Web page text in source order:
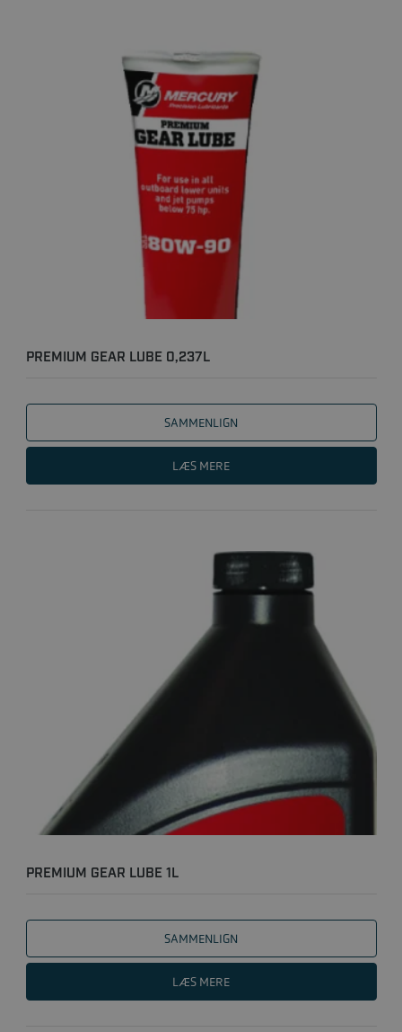
PREMIUM GEAR LUBE 0,237L
SAMMENLIGN
LÆS MERE
PREMIUM GEAR LUBE 1L
SAMMENLIGN
LÆS MERE